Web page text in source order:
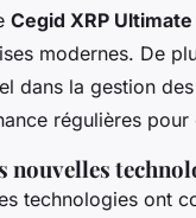
Cegid XRP Ultimate
modernes. De
dans la gestion
régulières
nouvelles
technologies ont